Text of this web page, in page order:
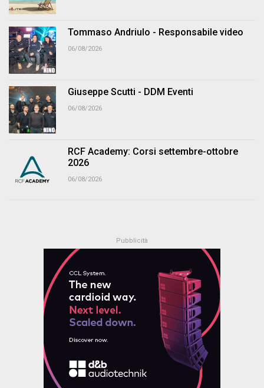
Tommaso Andriulo - Responsabile video
06/08/2026
Giuseppe Scutti - DDM Eventi
06/08/2026
RCF Academy: Corsi settembre-ottobre
2026
06/08/2026